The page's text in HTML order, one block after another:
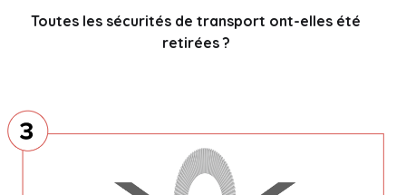
Toutes les sécurités de transport ont-elles été
retirées ?